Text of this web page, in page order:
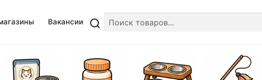
Вакансии